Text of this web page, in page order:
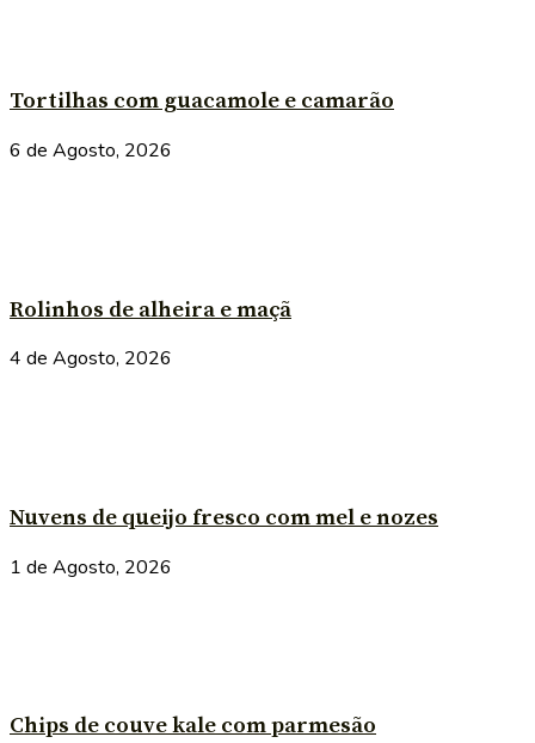
Tortilhas com guacamole e camarão
6 de Agosto, 2026
Rolinhos de alheira e maçã
4 de Agosto, 2026
Nuvens de queijo fresco com mel e nozes
1 de Agosto, 2026
Chips de couve kale com parmesão